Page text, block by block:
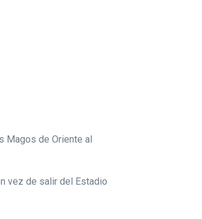
Magos de Oriente al
vez de salir del Estadio